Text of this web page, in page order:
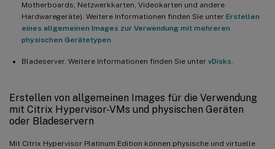
Motherboards, Netzwerkkarten, Videokarten und andere
Hardwaregeräte). Weitere Informationen finden Sie unter Erstellen
eines allgemeinen Images zur Verwendung mit mehreren
physischen Gerätetypen.
Bladeserver. Weitere Informationen finden Sie unter vDisks.
Erstellen von allgemeinen Images für die Verwendung
mit Citrix Hypervisor-VMs und physischen Geräten
oder Bladeservern
Mit Citrix Hypervisor Platinum Edition können physische und virtuelle